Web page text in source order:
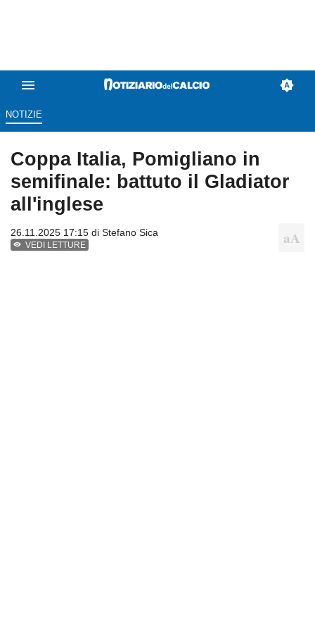
NOTIZIE
Coppa Italia, Pomigliano in
semifinale: battuto il Gladiator
all'inglese
26.11.2025 17:15 di Stefano Sica
VEDI LETTURE